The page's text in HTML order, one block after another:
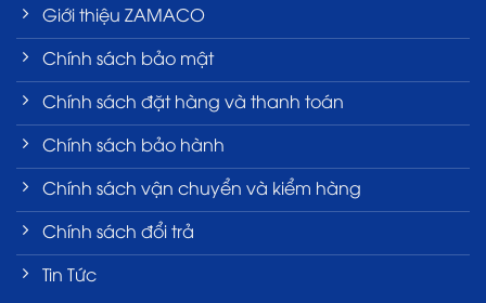
Giới thiệu ZAMACO
Chính sách bảo mật
Chính sách đặt hàng và thanh toán
Chính sách bảo hành
Chính sách vận chuyển và kiểm hàng
Chính sách đổi trả
Tin Tức